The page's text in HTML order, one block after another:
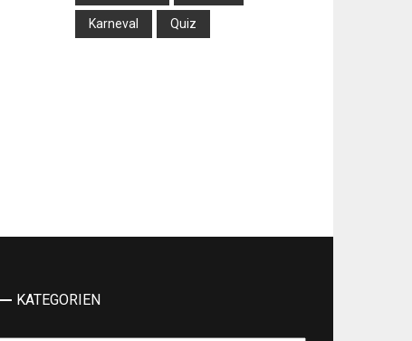
Karneval Quiz
KATEGORIEN